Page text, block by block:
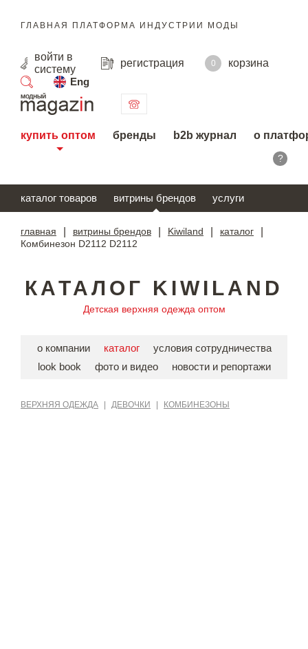
ГЛАВНАЯ ПЛАТФОРМА ИНДУСТРИИ МОДЫ
войти в
систему
регистрация 0
корзина
Eng
поиск
купить оптом бренды b2b журнал о
?
каталог товаров витрины брендов услуги
главная витрины брендов Kiwiland каталог
Комбинезон D2112 D2112
КАТАЛОГ KIWILAND
Детская верхняя одежда оптом
о компании каталог
условия сотрудничества
look book
фото и видео новости и репортажи
ВЕРХНЯЯ ОДЕЖДА ДЕВОЧКИ КОМБИНЕЗОНЫ